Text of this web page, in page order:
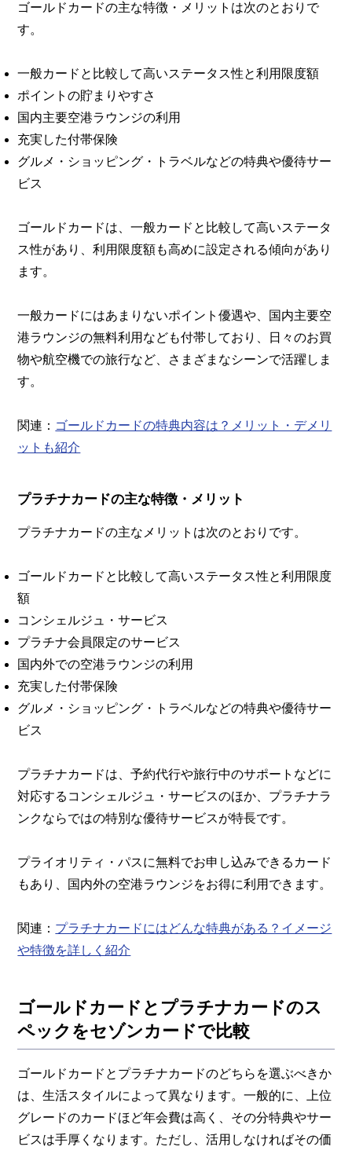
ゴールドカードの主な特徴・メリットは次のとおりで
す。
一般カードと比較して高いステータス性と利用限度額
ポイントの貯まりやすさ
国内主要空港ラウンジの利用
充実した付帯保険
グルメ・ショッピング・トラベルなどの特典や優待サー
ビス
ゴールドカードは、一般カードと比較して高いステータ
ス性があり、利用限度額も高めに設定される傾向があり
ます。
一般カードにはあまりないポイント優遇や、国内主要空
港ラウンジの無料利用なども付帯しており、日々のお買
物や航空機での旅行など、さまざまなシーンで活躍しま
す。
関連： ゴールドカードの特典内容は？メリット・デメリ
ットも紹介
プラチナカードの主な特徴・メリット
プラチナカードの主なメリットは次のとおりです。
ゴールドカードと比較して高いステータス性と利用限度
額
コンシェルジュ・サービス
プラチナ会員限定のサービス
国内外での空港ラウンジの利用
充実した付帯保険
グルメ・ショッピング・トラベルなどの特典や優待サー
ビス
プラチナカードは、予約代行や旅行中のサポートなどに
対応するコンシェルジュ・サービスのほか、プラチナラ
ンクならではの特別な優待サービスが特長です。
プライオリティ・パスに無料でお申し込みできるカード
もあり、国内外の空港ラウンジをお得に利用できます。
関連： プラチナカードにはどんな特典がある？イメージ
や特徴を詳しく紹介
ゴールドカードとプラチナカードのス
ペックをセゾンカードで比較
ゴールドカードとプラチナカードのどちらを選ぶべきか
は、生活スタイルによって異なります。一般的に、上位
グレードのカードほど年会費は高く、その分特典やサー
ビスは手厚くなります。ただし、活用しなければその価